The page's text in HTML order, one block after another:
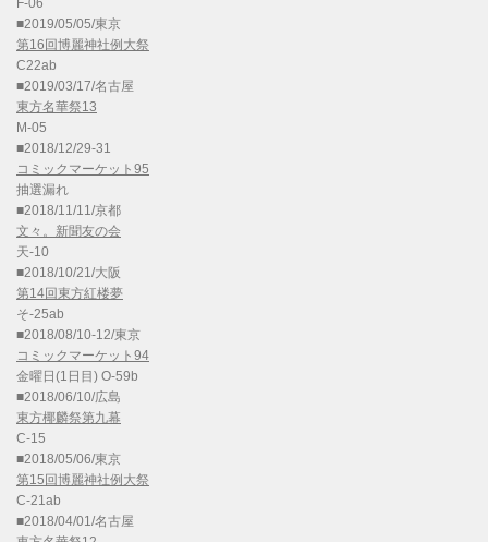
F-06
■2019/05/05/東京
第16回博麗神社例大祭
C22ab
■2019/03/17/名古屋
東方名華祭13
M-05
■2018/12/29-31
コミックマーケット95
抽選漏れ
■2018/11/11/京都
文々。新聞友の会
天-10
■2018/10/21/大阪
第14回東方紅楼夢
そ-25ab
■2018/08/10-12/東京
コミックマーケット94
金曜日(1日目) O-59b
■2018/06/10/広島
東方椰麟祭第九幕
C-15
■2018/05/06/東京
第15回博麗神社例大祭
C-21ab
■2018/04/01/名古屋